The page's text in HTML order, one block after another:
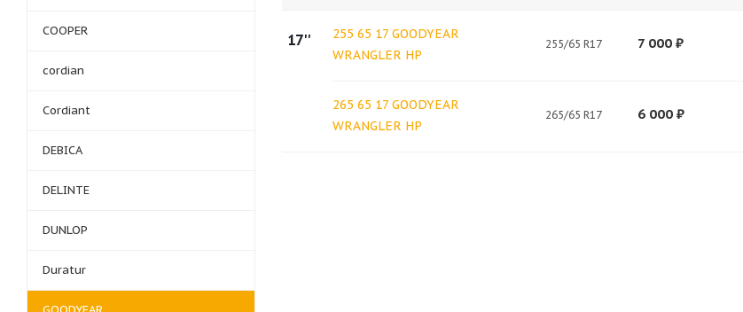
17''
255 65 17 GOODYEAR
WRANGLER HP
255/65 R17 7 000 ₽
265 65 17 GOODYEAR
WRANGLER HP
265/65 R17 6 000 ₽
COOPER
cordian
Cordiant
DEBICA
DELINTE
DUNLOP
Duratur